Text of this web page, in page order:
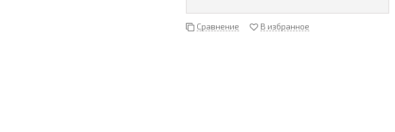
Сравнение В избранное